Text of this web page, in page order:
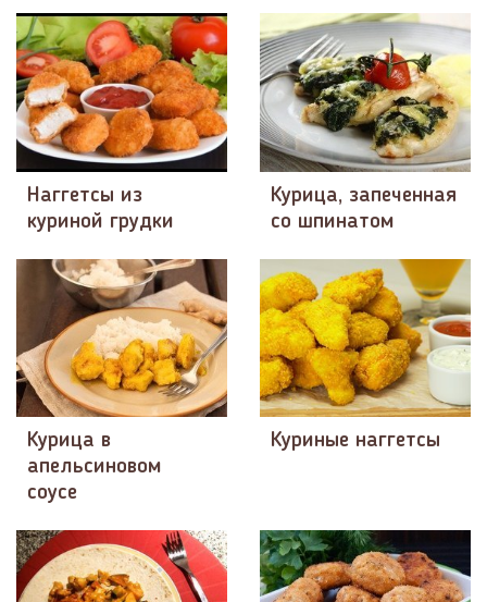
Наггетсы из
куриной грудки
Курица, запеченная
со шпинатом
Курица в
апельсиновом
соусе
Куриные наггетсы